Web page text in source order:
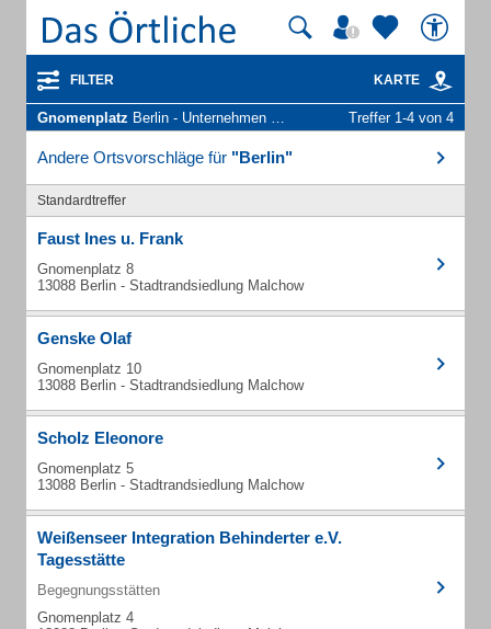
FILTER KARTE
Gnomenplatz Berlin - Unternehmen und Personen Treffer 1-4 von 4
Andere Ortsvorschläge für "Berlin"
Standardtreffer
Faust Ines u. Frank
Gnomenplatz 8
13088 Berlin - Stadtrandsiedlung Malchow
Genske Olaf
Gnomenplatz 10
13088 Berlin - Stadtrandsiedlung Malchow
Scholz Eleonore
Gnomenplatz 5
13088 Berlin - Stadtrandsiedlung Malchow
Weißenseer Integration Behinderter e.V.
Tagesstätte
Begegnungsstätten
Gnomenplatz 4